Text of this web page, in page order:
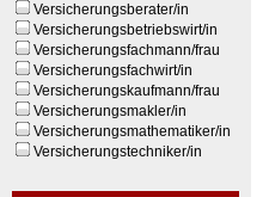
Versicherungsberater/in
Versicherungsbetriebswirt/in
Versicherungsfachmann/frau
Versicherungsfachwirt/in
Versicherungskaufmann/frau
Versicherungsmakler/in
Versicherungsmathematiker/in
Versicherungstechniker/in